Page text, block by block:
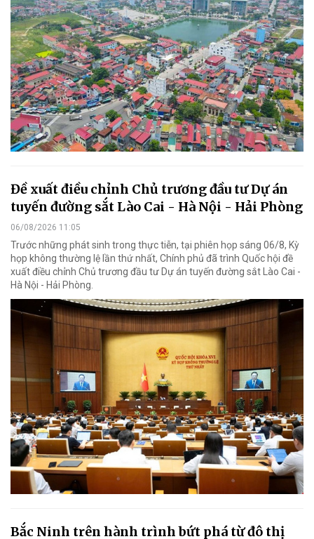
Đề xuất điều chỉnh Chủ trương đầu tư Dự án
tuyến đường sắt Lào Cai - Hà Nội - Hải Phòng
06/08/2026 11:05
Trước những phát sinh trong thực tiễn, tại phiên họp sáng 06/8, Kỳ
họp không thường lệ lần thứ nhất, Chính phủ đã trình Quốc hội đề
xuất điều chỉnh Chủ trương đầu tư Dự án tuyến đường sắt Lào Cai -
Hà Nội - Hải Phòng.
Bắc Ninh trên hành trình bứt phá từ đô thị